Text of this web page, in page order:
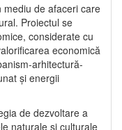
de afaceri care
Proiectul se
considerate cu
economică
arhitectură-
și energii
de dezvoltare a
naturale și culturale